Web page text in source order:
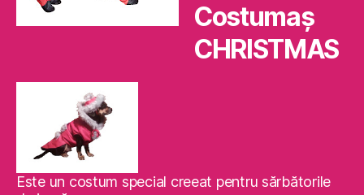
Costumaş
CHRISTMAS
Este un costum special creeat pentru sărbătorile